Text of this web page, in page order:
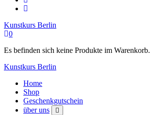
Kunstkurs Berlin
0
Es befinden sich keine Produkte im Warenkorb.
Kunstkurs Berlin
Home
Shop
Geschenkgutschein
über uns